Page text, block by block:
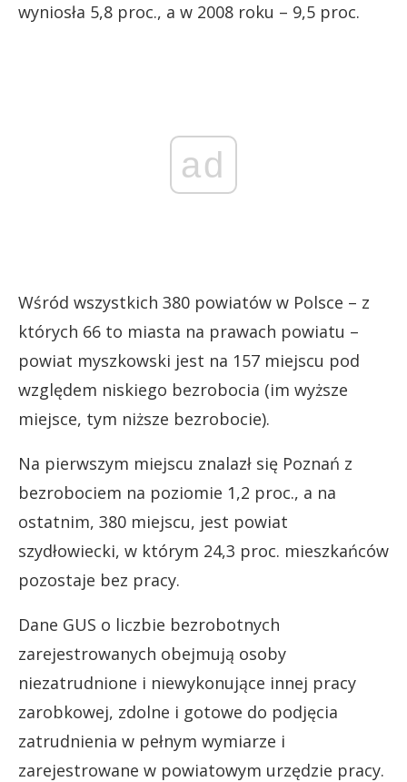
wyniosła 5,8 proc., a w 2008 roku – 9,5 proc.
ad
Wśród wszystkich 380 powiatów w Polsce – z
których 66 to miasta na prawach powiatu –
powiat myszkowski jest na 157 miejscu pod
względem niskiego bezrobocia (im wyższe
miejsce, tym niższe bezrobocie).
Na pierwszym miejscu znalazł się Poznań z
bezrobociem na poziomie 1,2 proc., a na
ostatnim, 380 miejscu, jest powiat
szydłowiecki, w którym 24,3 proc. mieszkańców
pozostaje bez pracy.
Dane GUS o liczbie bezrobotnych
zarejestrowanych obejmują osoby
niezatrudnione i niewykonujące innej pracy
zarobkowej, zdolne i gotowe do podjęcia
zatrudnienia w pełnym wymiarze i
zarejestrowane w powiatowym urzędzie pracy.